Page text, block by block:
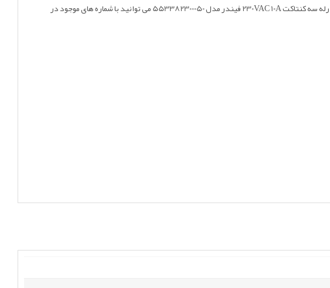
اقدام نموده و همچنین برای استعلام قیمت رله سه کنتاکت 230VAC 10A فیندر مدل 553382300050 می توانید با شماره های موجود در